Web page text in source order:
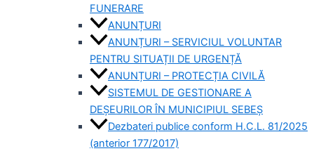
FUNERARE
ANUNȚURI
ANUNȚURI – SERVICIUL VOLUNTAR
PENTRU SITUAȚII DE URGENȚĂ
ANUNȚURI – PROTECȚIA CIVILĂ
SISTEMUL DE GESTIONARE A
DEȘEURILOR ÎN MUNICIPIUL SEBEȘ
Dezbateri publice conform H.C.L. 81/2025
(anterior 177/2017)